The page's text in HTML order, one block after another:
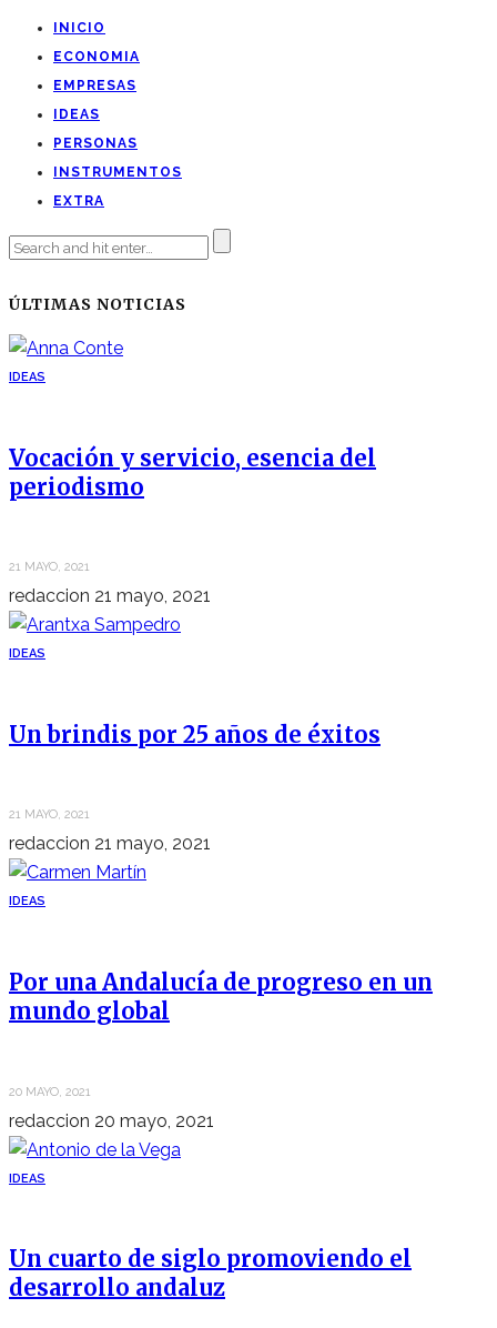
INICIO
ECONOMIA
EMPRESAS
IDEAS
PERSONAS
INSTRUMENTOS
EXTRA
ÚLTIMAS NOTICIAS
IDEAS
Vocación y servicio, esencia del
periodismo
21 MAYO, 2021
redaccion 21 mayo, 2021
IDEAS
Un brindis por 25 años de éxitos
21 MAYO, 2021
redaccion 21 mayo, 2021
IDEAS
Por una Andalucía de progreso en un
mundo global
20 MAYO, 2021
redaccion 20 mayo, 2021
IDEAS
Un cuarto de siglo promoviendo el
desarrollo andaluz